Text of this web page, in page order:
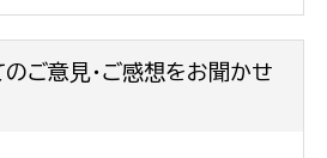
ご意見・ご感想をお聞かせ